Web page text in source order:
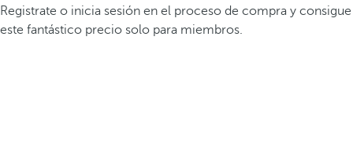
Registrate o inicia sesión en el proceso de compra y consigue
este fantástico precio solo para miembros.